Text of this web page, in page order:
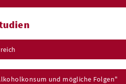
und mögliche Folgen"